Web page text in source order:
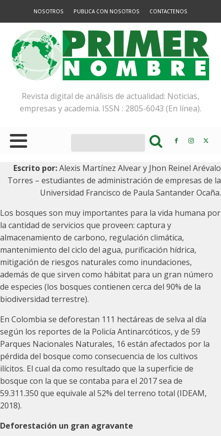
NOSOTROS PUBLICA CON NOSOTROS CONTACTENOS
Revista digital de análisis de actualidad: Noticias,
empresas y academia. ISSN : 2805-6043 (En línea).
Escrito por:Alexis Martínez Alvear y Jhon Reinel Arévalo
Torres – estudiantes de administración de empresas de la
Universidad Francisco de Paula Santander Ocaña.
Los bosques son muy importantes para la vida humana por
la cantidad de servicios que proveen: captura y
almacenamiento de carbono, regulación climática,
mantenimiento del ciclo del agua, purificación hídrica,
mitigación de riesgos naturales como inundaciones,
además de que sirven como hábitat para un gran número
de especies (los bosques contienen cerca del 90% de la
biodiversidad terrestre).
En Colombia se deforestan 111 hectáreas de selva al día
según los reportes de la Policía Antinarcóticos, y de 59
Parques Nacionales Naturales, 16 están afectados por la
pérdida del bosque como consecuencia de los cultivos
ilícitos. El cual da como resultado que la superficie de
bosque con la que se contaba para el 2017 sea de
59.311.350 que equivale al 52% del terreno total (IDEAM,
2018).
Deforestación un gran agravante